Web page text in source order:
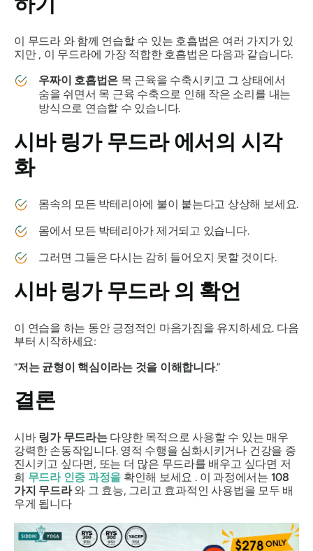
이 무드라와 함께 연습할 수 있는 호흡법은 여러 가지가 있
지만 , 이 무드라에 가장 적합한 호흡법은 다음과 같습니다.
우짜이 호흡법은 목 근육을 수축시키고 그 상태에서
숨을 쉬면서 목 근육 수축으로 인해 작은 소리를 내는
방식으로 연습할 수 있습니다.
시바 링가 무드라에서의 시각
화
몸속의 모든 박테리아에 불이 붙는다고 상상해 보세요.
몸에서 모든 박테리아가 제거되고 있습니다.
그러면 그들은 다시는 감히 들어오지 못할 것이다.
시바 링가 무드라의 확언
이 연습을 하는 동안 긍정적인 마음가짐을 유지하세요. 다음
부터 시작하세요:
“저는 균형이 핵심이라는 것을 이해합니다.”
결론
시바 링가 무드라는다양한 목적으로 사용할 수 있는 매우
강력한 손동작입니다. 영적 수행을 심화시키거나 건강을 증
진시키고 싶다면, 또는 더 많은 무드라를 배우고 싶다면 저
희 무드라인증 과정을 확인해 보세요 . 이 과정에서는 108
가지 무드라와 그 효능, 그리고 효과적인 사용법을 모두 배
우게 됩니다